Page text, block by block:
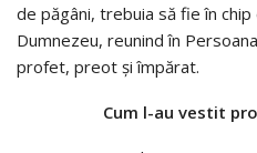
de păgâni, trebuia să fie în
Dumnezeu, reunind în
profet, preot şi împărat.
Cum l-au vestit